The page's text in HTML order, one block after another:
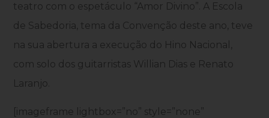
teatro com o espetáculo “Amor Divino”. A Escola
de Sabedoria, tema da Convenção deste ano, teve
na sua abertura a execução do Hino Nacional,
com solo dos guitarristas Willian Dias e Renato
Laranjo.
[imageframe lightbox=”no” style=”none”